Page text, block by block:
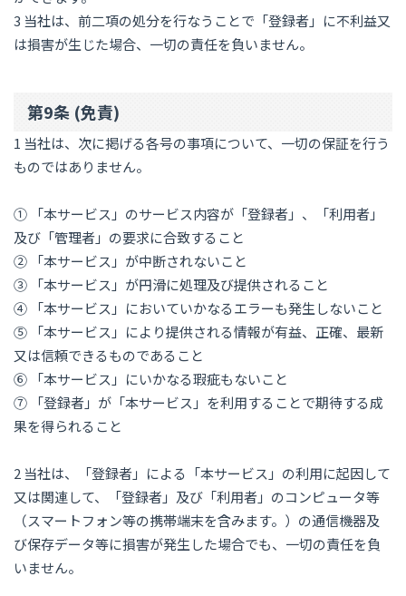
3 当社は、前二項の処分を行なうことで「登録者」に不利益又
は損害が生じた場合、一切の責任を負いません。
第9条 (免責)
1 当社は、次に掲げる各号の事項について、一切の保証を行う
ものではありません。
① 「本サービス」のサービス内容が「登録者」、「利用者」
及び「管理者」の要求に合致すること
② 「本サービス」が中断されないこと
③ 「本サービス」が円滑に処理及び提供されること
④ 「本サービス」においていかなるエラーも発生しないこと
⑤ 「本サービス」により提供される情報が有益、正確、最新
又は信頼できるものであること
⑥ 「本サービス」にいかなる瑕疵もないこと
⑦ 「登録者」が「本サービス」を利用することで期待する成
果を得られること
2 当社は、「登録者」による「本サービス」の利用に起因して
又は関連して、「登録者」及び「利用者」のコンピュータ等
（スマートフォン等の携帯端末を含みます。）の通信機器及
び保存データ等に損害が発生した場合でも、一切の責任を負
いません。